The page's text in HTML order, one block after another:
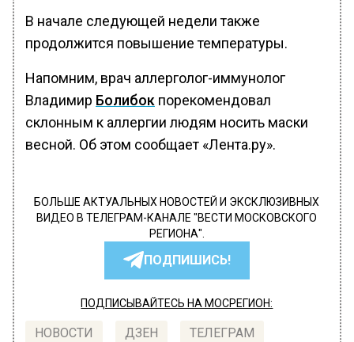
В начале следующей недели также
продолжится повышение температуры.
Напомним, врач аллерголог-иммунолог
Владимир Болибок порекомендовал
склонным к аллергии людям носить маски
весной. Об этом сообщает «Лента.ру».
БОЛЬШЕ АКТУАЛЬНЫХ НОВОСТЕЙ И ЭКСКЛЮЗИВНЫХ
ВИДЕО В ТЕЛЕГРАМ-КАНАЛЕ "ВЕСТИ МОСКОВСКОГО
РЕГИОНА".
ПОДПИШИСЬ!
ПОДПИСЫВАЙТЕСЬ НА МОСРЕГИОН:
НОВОСТИ ДЗЕН ТЕЛЕГРАМ